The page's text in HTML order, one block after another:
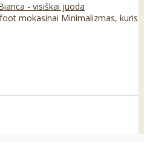
- visiškai juoda
mokasinai Minimalizmas, kuris